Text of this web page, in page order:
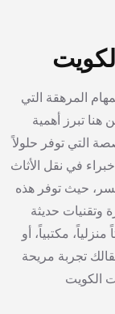
المرهقة التي
هنا تبرز أهمية
التي توفر حلولاً
في نقل الأثاث
حيث توفر هذه
حديثة
مكتبياً، أو
تجربة مريحة